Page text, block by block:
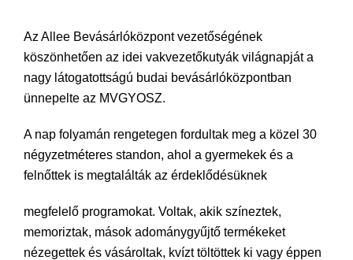
Az Allee Bevásárlóközpont vezetőségének
köszönhetően az idei vakvezetőkutyák világnapját a
nagy látogatottságú budai bevásárlóközpontban
ünnepelte az MVGYOSZ.
A nap folyamán rengetegen fordultak meg a közel 30
négyzetméteres standon, ahol a gyermekek és a
felnőttek is megtalálták az érdeklődésüknek
megfelelő programokat. Voltak, akik színeztek,
memoriztak, mások adománygyűjtő termékeket
nézegettek és vásároltak, kvízt töltöttek ki vagy éppen